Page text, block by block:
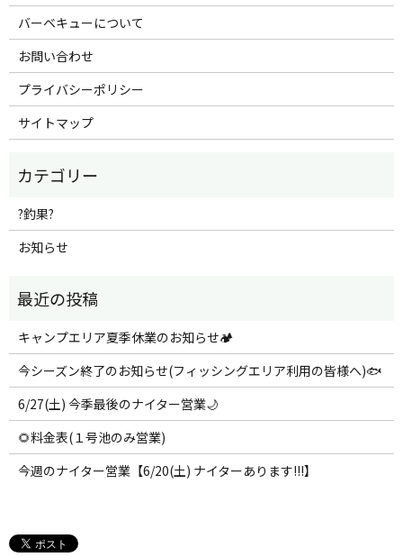
バーベキューについて
お問い合わせ
プライバシーポリシー
サイトマップ
?釣果?
お知らせ
キャンプエリア夏季休業のお知らせ🏕️
今シーズン終了のお知らせ(フィッシングエリア利用の皆様へ)🐟
6/27(土) 今季最後のナイター営業🌙
🌻料金表(１号池のみ営業)
今週のナイター営業【6/20(土) ナイターあります!!!】